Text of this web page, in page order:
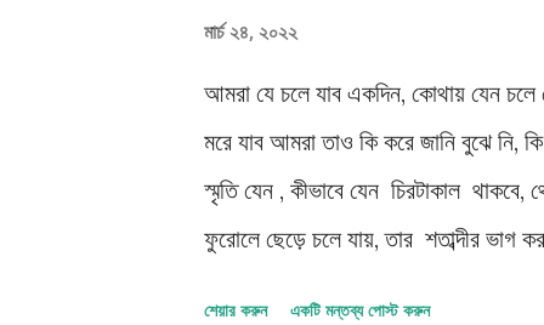
(hypoxia) মাধ্যমে মৃত্যুকে প্ররোচিত করবে
ক্যাপসুলটি নাইট্রোজেন পূর্ণ করা হবে এবং
মার্চ ২৪, ২০২২
আমরা যে চলে যাব একদিন, কোথায় যেন চলে
মরে যাব আমরা তাও কি করে জানি বুঝে নি,
স্মৃতি যেন , কীভাবে যেন চিরটাকাল
ফুরোলে ছেড়ে চলে যায়, তার শতাব্দীর ভাগ
শেয়ার করুন একটি মন্তব্য পোস্ট করুন